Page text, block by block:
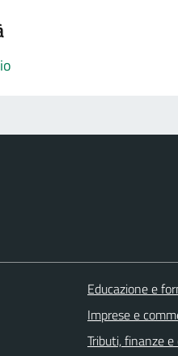
Educazione e
Imprese e
Tributi, finanze